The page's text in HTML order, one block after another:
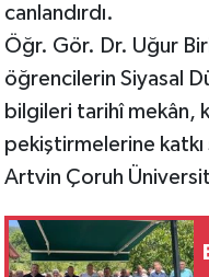
canlandırdı.
Öğr. Gör. Dr. Uğur
öğrencilerin Siyasal
bilgileri tarihî mekân,
pekiştirmelerine katkı
Artvin Çoruh